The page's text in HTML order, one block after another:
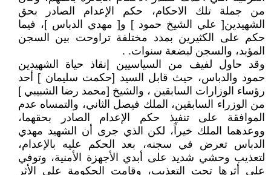
من جملة تلك الاحكام، حكم الإعدام الصادر بحق
الشهيدين[ علي الشيخ حمود ] و[ مهدي الدباس ]، فيما
حكم على الكثيرين بمدد مختلفة تراوحت بين السجن
المؤبد، والسجن لبضعة سنوات. .
وقد حاول لفيف من السياسيين إنقاذ حياة الشهيدين
حمود والدباس، حيث قابل السيد [حكمت سليمان ] أحد
رؤساء الوزارات السابقين ، والشيخ [محمد رضا الشبيبي ]
من الوزراء السابقين، الملك فيصل الثاني، والتمساه عدم
الموافقة على تنفيذ حكم الإعدام الصادر بحقهما،
ووعدهما الملك خيراً، لكن الذي جرى أن الشهيد مهدي
الدباس تعرض في سجنه، بعد الحكم عليه بالإعدام،
لتعذيب وحشي شديد على أبدي الأجهزة الأمنية، وتوفي
على أثرها تحت التعذيب، وقامت الحكومة على الأثر